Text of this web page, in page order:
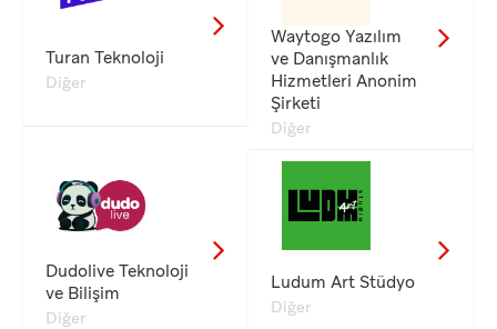
Turan Teknoloji
Diğer
Waytogo Yazılım
ve Danışmanlık
Hizmetleri Anonim
Şirketi
Diğer
Dudolive Teknoloji
ve Bilişim
Diğer
Ludum Art Stüdyo
Diğer